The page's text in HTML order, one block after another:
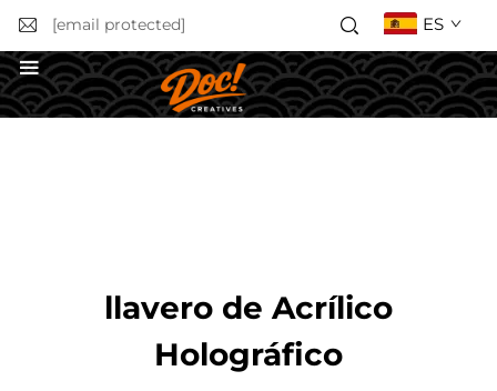
[email protected] ES
llavero de Acrílico
Holográfico